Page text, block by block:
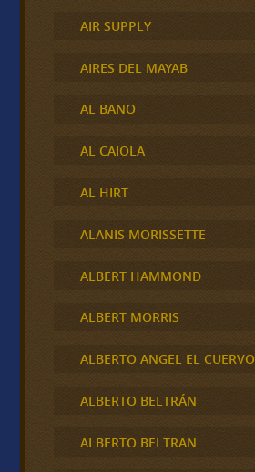
AIR SUPPLY
AIRES DEL MAYAB
AL BANO
AL CAIOLA
AL HIRT
ALANIS MORISSETTE
ALBERT HAMMOND
ALBERT MORRIS
ALBERTO ANGEL EL CUERVO
ALBERTO BELTRÁN
ALBERTO BELTRAN